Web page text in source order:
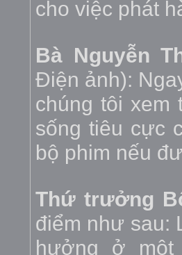
cho việc phát
Bà Nguyễn
Điện ảnh):
chúng tôi
sống tiêu cực
bộ phim nếu
Thứ trưởng
điểm như sau:
hưởng ở